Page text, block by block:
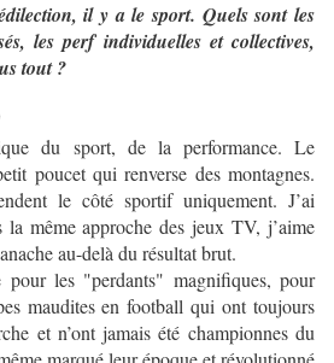
il y a le sport. Quels sont les
les perf individuelles et collectives,
tout ?
du sport, de la performance. Le
poucet qui renverse des montagnes.
le côté sportif uniquement. J’ai
la même approche des jeux TV, j’aime
au-delà du résultat brut.
pour les "perdants" magnifiques, pour
maudites en football qui ont toujours
et n’ont jamais été championnes du